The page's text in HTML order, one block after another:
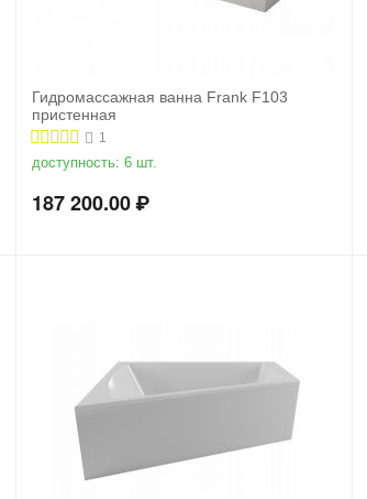
Гидромассажная ванна Frank F103
пристенная
1
доступность: 6 шт.
187 200.00₽